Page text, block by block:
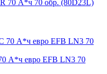
70 А*ч 70 обр. (80D23L)
А*ч евро EFB LN3 70